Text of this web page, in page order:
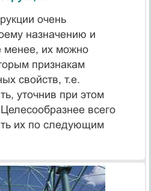
очень
назначению и
менее, их можно
признакам
свойств, т.е.
уточнив при этом
всего
их по следующим